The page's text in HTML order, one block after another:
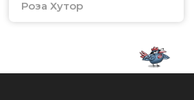
Роза Хутор